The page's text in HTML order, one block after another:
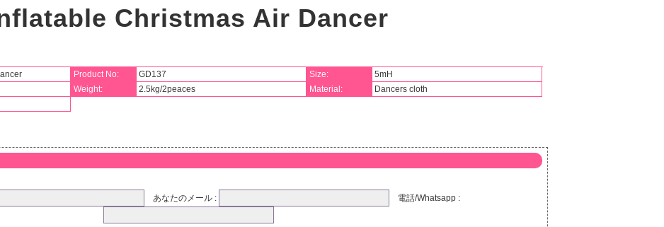
Christmas Air Dancer
Product No: GD137 Size:
5mH
Weight: 2.5kg/2peaces Material:
Dancers cloth
あなたのメール : 電話/Whatsapp :